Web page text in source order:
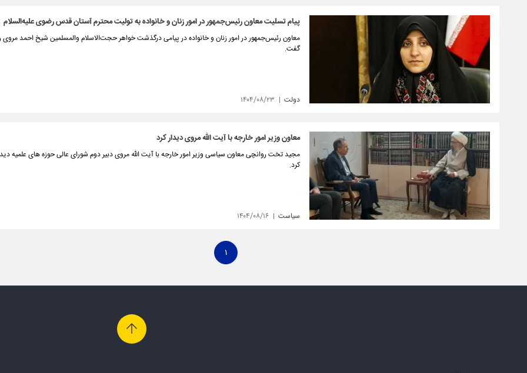
پیام تسلیت معاون رئیس‌جمهور در امور زنان و خانواده به تولیت محترم آستان قدس رضوی علیه‌السلام
معاون رئیس‌جمهور در امور زنان و خانواده در پیامی درگذشت خواهر حجت‌الاسلام والمسلمین شیخ احمد مروی
گفت.
دولت ۱۴۰۴/۰۸/۲۳
معاون وزیر امور خارجه با آیت الله مروی دیدار کرد
مجید تخت روانچی معاون سیاسی وزیر امور خارجه با آیت الله مروی دبیر دوم شورای عالی حوزه های علمیه
کرد.
سیاست ۱۴۰۴/۰۸/۱۶
۱